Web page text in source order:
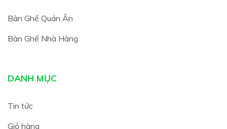
Bàn Ghế Quán Ăn
Bàn Ghế Nhà Hàng
DANH MỤC
Tin tức
Giỏ hàng